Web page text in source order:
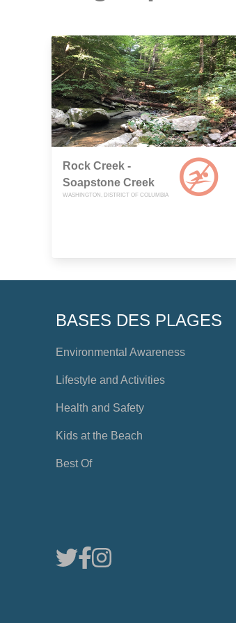
Rock Creek -
Soapstone Creek
WASHINGTON, DISTRICT OF COLUMBIA
BASES DES PLAGES
Environmental Awareness
Lifestyle and Activities
Health and Safety
Kids at the Beach
Best Of